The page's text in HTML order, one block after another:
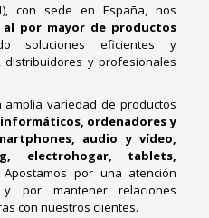
con sede en España, nos
al por mayor de productos
soluciones eficientes y
distribuidores y profesionales
variedad de productos
ordenadores y
audio y vídeo,
electrohogar, tablets,
por una atención
por mantener relaciones
con nuestros clientes.